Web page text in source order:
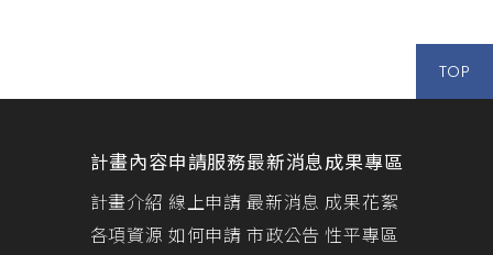
TOP
計畫內容
計畫介紹
各項資源
申請服務
線上申請
如何申請
最新消息
最新消息
市政公告
成果專區
成果花絮
性平專區